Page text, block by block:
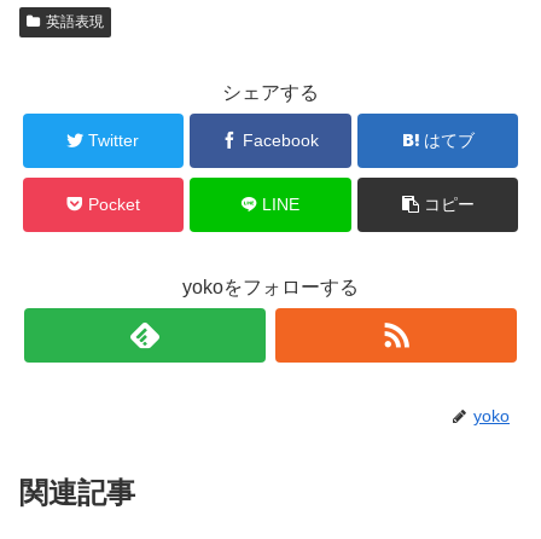
英語表現
シェアする
Twitter Facebook はてブ
Pocket LINE コピー
yokoをフォローする
yoko
関連記事